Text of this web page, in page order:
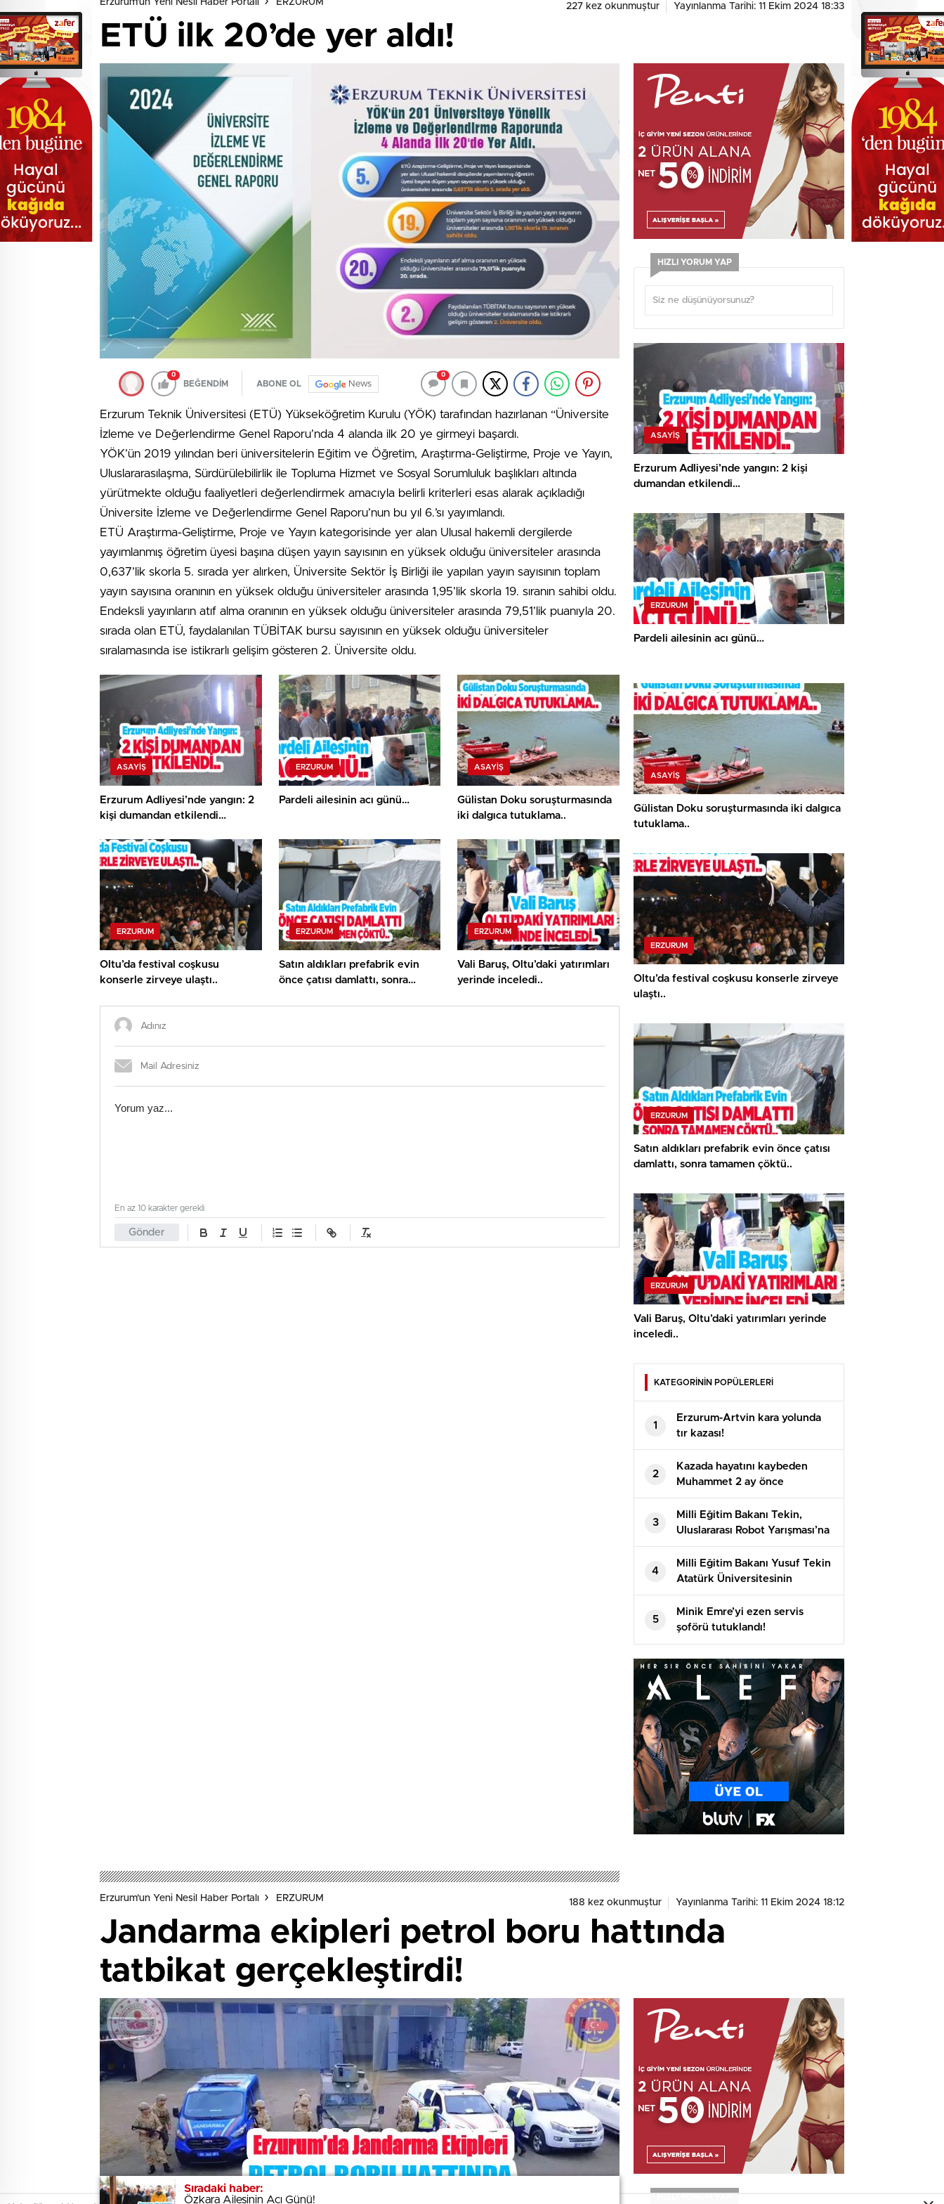
Erzurum'un Yeni Nesil Haber Portalı ERZURUM 227 kez okunmuştur Yayınlanma Tarihi: 11 Ekim 2024 18:33
ETÜ ilk 20’de yer aldı!
0
BEĞENDİM ABONE OL News
0
Erzurum Teknik Üniversitesi (ETÜ) Yükseköğretim Kurulu (YÖK) tarafından hazırlanan “Üniversite
İzleme ve Değerlendirme Genel Raporu’nda 4 alanda ilk 20 ye girmeyi başardı.
YÖK’ün 2019 yılından beri üniversitelerin Eğitim ve Öğretim, Araştırma-Geliştirme, Proje ve Yayın,
Uluslararasılaşma, Sürdürülebilirlik ile Topluma Hizmet ve Sosyal Sorumluluk başlıkları altında
yürütmekte olduğu faaliyetleri değerlendirmek amacıyla belirli kriterleri esas alarak açıkladığı
Üniversite İzleme ve Değerlendirme Genel Raporu’nun bu yıl 6.’sı yayımlandı.
ETÜ Araştırma-Geliştirme, Proje ve Yayın kategorisinde yer alan Ulusal hakemli dergilerde
yayımlanmış öğretim üyesi başına düşen yayın sayısının en yüksek olduğu üniversiteler arasında
0,637’lik skorla 5. sırada yer alırken, Üniversite Sektör İş Birliği ile yapılan yayın sayısının toplam
yayın sayısına oranının en yüksek olduğu üniversiteler arasında 1,95’lik skorla 19. sıranın sahibi oldu.
Endeksli yayınların atıf alma oranının en yüksek olduğu üniversiteler arasında 79,51’lik puanıyla 20.
sırada olan ETÜ, faydalanılan TÜBİTAK bursu sayısının en yüksek olduğu üniversiteler
sıralamasında ise istikrarlı gelişim gösteren 2. Üniversite oldu.
ASAYİŞ
Erzurum Adliyesi’nde yangın: 2
kişi dumandan etkilendi…
ERZURUM
Pardeli ailesinin acı günü…
ASAYİŞ
Gülistan Doku soruşturmasında
iki dalgıca tutuklama..
ERZURUM
Oltu’da festival coşkusu
konserle zirveye ulaştı..
ERZURUM
Satın aldıkları prefabrik evin
önce çatısı damlattı, sonra
ERZURUM
Vali Baruş, Oltu’daki yatırımları
yerinde inceledi..
Gönder
En az 10 karakter gerekli
Sıradaki haber:
Özkara Ailesinin Acı Günü!
HIZLI YORUM YAP
ASAYİŞ
Erzurum Adliyesi’nde yangın: 2 kişi
dumandan etkilendi…
ERZURUM
Pardeli ailesinin acı günü…
ASAYİŞ
Gülistan Doku soruşturmasında iki dalgıca
tutuklama..
ERZURUM
Oltu’da festival coşkusu konserle zirveye
ulaştı..
ERZURUM
Satın aldıkları prefabrik evin önce çatısı
damlattı, sonra tamamen çöktü..
ERZURUM
Vali Baruş, Oltu’daki yatırımları yerinde
inceledi..
KATEGORİNİN POPÜLERLERİ
1
Erzurum-Artvin kara yolunda
tır kazası!
2
Kazada hayatını kaybeden
Muhammet 2 ay önce
evlenmişti!
3
Milli Eğitim Bakanı Tekin,
Uluslararası Robot Yarışması’na
katılan öğrencilerle bir araya
geldi
4
Milli Eğitim Bakanı Yusuf Tekin
Atatürk Üniversitesinin
akademik yılı açılış töreninde
konuştu
5
Minik Emre’yi ezen servis
şoförü tutuklandı!
Erzurum'un Yeni Nesil Haber Portalı ERZURUM 188 kez okunmuştur Yayınlanma Tarihi: 11 Ekim 2024 18:12
Jandarma ekipleri petrol boru hattında
tatbikat gerçekleştirdi!
Sıradaki haber:
Özkara Ailesinin Acı Günü!